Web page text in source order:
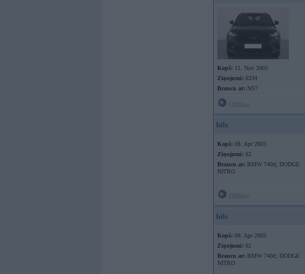
Kopš: 11. Nov 2005
Ziņojumi: 6334
Braucu ar: NS7
bils
Kopš: 08. Apr 2003
Ziņojumi: 62
Braucu ar: BMW 740d; DODGE
NITRO
bils
Kopš: 08. Apr 2003
Ziņojumi: 62
Braucu ar: BMW 740d; DODGE
NITRO